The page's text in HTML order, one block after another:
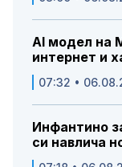
AI модел на
интернет и
07:32 •
Инфантино
си навлича